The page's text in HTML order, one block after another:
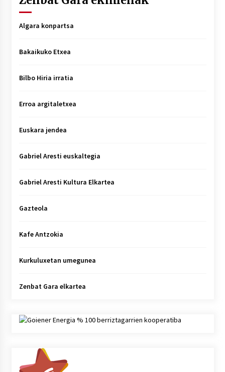
Algara konpartsa
Bakaikuko Etxea
Bilbo Hiria irratia
Erroa argitaletxea
Euskara jendea
Gabriel Aresti euskaltegia
Gabriel Aresti Kultura Elkartea
Gazteola
Kafe Antzokia
Kurkuluxetan umegunea
Zenbat Gara elkartea